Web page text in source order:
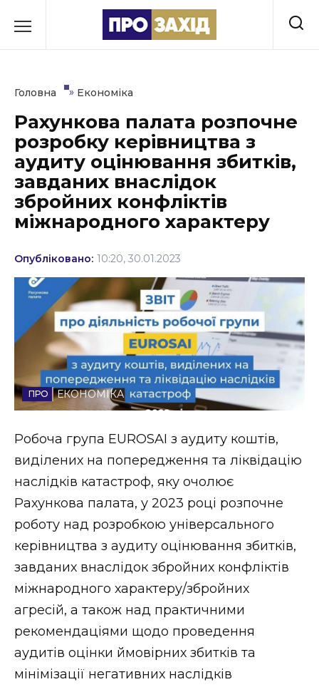
до
Культура
Освіта
Події
Спорт
Стиль життя
Втрачений Ужгород
Втрачений Ужгород (відеоверсія)
ЗАКАРПАТСЬКІ НОВИНИ
НОВИНИ ЗАХІДНОЇ УКРАЇНИ
ФОТО
ВІДЕО
Головна » Економіка
Рахункова палата розпочне
розробку керівництва з
аудиту оцінювання збитків,
завданих внаслідок
збройних конфліктів
міжнародного характеру
Опубліковано: 10:20, 30.01.2023
ЕКОНОМІКА
Робоча група EUROSAI з аудиту коштів,
виділених на попередження та ліквідацію
наслідків катастроф, яку очолює
Рахункова палата, у 2023 році розпочне
роботу над розробкою універсального
керівництва з аудиту оцінювання збитків,
завданих внаслідок збройних конфліктів
міжнародного характеру/збройних
агресій, а також над практичними
рекомендаціями щодо проведення
аудитів оцінки ймовірних збитків та
мінімізації негативних наслідків